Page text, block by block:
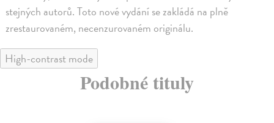
stejných autorů. Toto nové vydání se zakládá na plně
zrestaurovaném, necenzurovaném originálu.
High-contrast mode
Podobné tituly